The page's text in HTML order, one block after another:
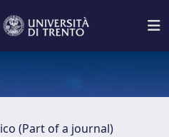
(Part of a journal)